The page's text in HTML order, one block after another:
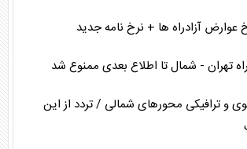
عوارض آزادراه ها + نرخ نامه جدید
تهران - شمال تا اطلاع بعدی ممنوع شد
و ترافیکی محور‌های شمالی / تردد از این